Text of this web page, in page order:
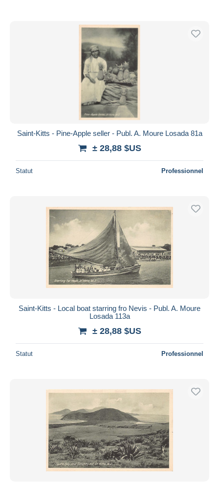
Saint-Kitts - Pine-Apple seller - Publ. A. Moure Losada 81a
± 28,88 $US
Statut Professionnel
Saint-Kitts - Local boat starring fro Nevis - Publ. A. Moure
Losada 113a
± 28,88 $US
Statut Professionnel